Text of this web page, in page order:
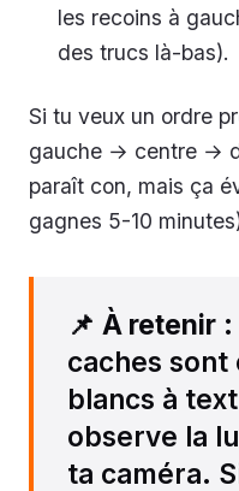
les recoins à
des trucs là-bas).
Si tu veux un ordre
gauche → centre →
paraît con, mais ça
gagnes 5-10
📌 À retenir
caches sont
blancs à
observe la
ta caméra.